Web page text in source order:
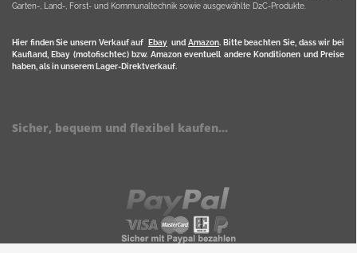
Garten-, Land-, Forst- und Kommunaltechnik sowie ausgewählte D2C-Produkte.
Hier finden Sie unsern Verkauf auf Ebayund Amazon. Bitte beachten Sie, dass wir bei
Kaufland, Ebay (motofischtec) bzw. Amazon eventuell andere Konditionen und Preise
haben, als in unserem Lager-Direktverkauf.
Sicher, bequem und flexibel kaufen...